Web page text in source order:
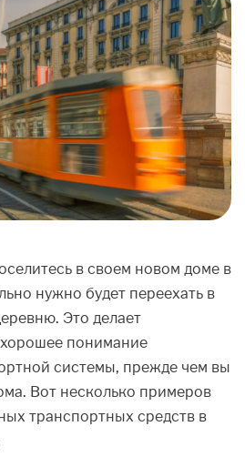
в своем новом доме в
нужно будет переехать в
Это делает
понимание
системы, прежде чем вы
Вот несколько примеров
транспортных средств в